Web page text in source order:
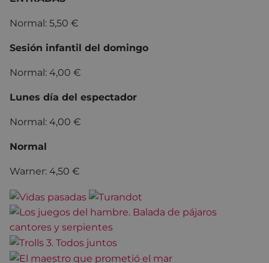
Normal: 5,50 €
Sesión infantil del domingo
Normal: 4,00 €
Lunes día del espectador
Normal: 4,00 €
Normal
Warner: 4,50 €